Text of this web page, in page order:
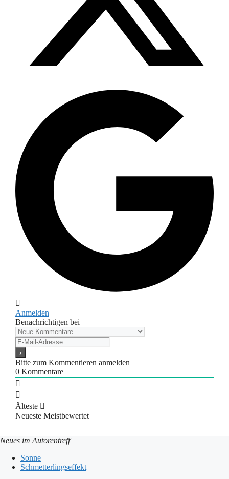
Anmelden
Benachrichtigen bei
Bitte zum Kommentieren anmelden
0 Kommentare
Älteste
Neueste Meistbewertet
Neues im Autorentreff
Sonne
Schmetterlingseffekt